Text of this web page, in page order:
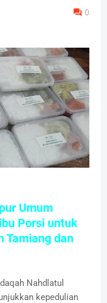
0
Umum
Porsi untuk
Tamiang dan
Nahdlatul
kepedulian